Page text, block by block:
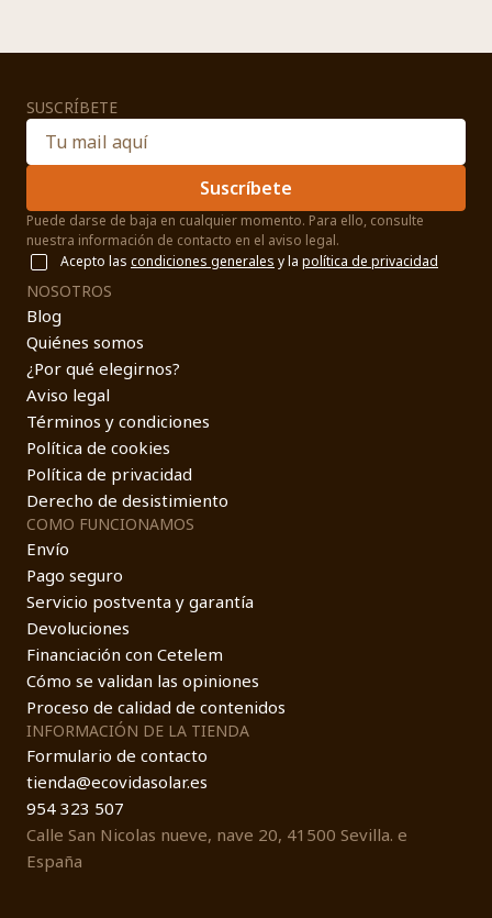
SUSCRÍBETE
Suscríbete
Puede darse de baja en cualquier momento. Para ello, consulte
nuestra información de contacto en el aviso legal.
Acepto las condiciones generales y la política de privacidad
NOSOTROS
Blog
Quiénes somos
¿Por qué elegirnos?
Aviso legal
Términos y condiciones
Política de cookies
Política de privacidad
Derecho de desistimiento
COMO FUNCIONAMOS
Envío
Pago seguro
Servicio postventa y garantía
Devoluciones
Financiación con Cetelem
Cómo se validan las opiniones
Proceso de calidad de contenidos
INFORMACIÓN DE LA TIENDA
Formulario de contacto
tienda@ecovidasolar.es
954 323 507
Calle San Nicolas nueve, nave 20, 41500 Sevilla. e
España